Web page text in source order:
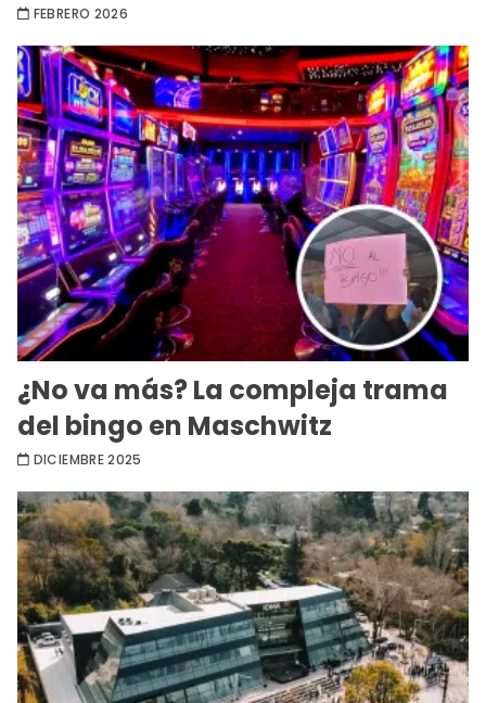
FEBRERO 2026
¿No va más? La compleja trama
del bingo en Maschwitz
DICIEMBRE 2025